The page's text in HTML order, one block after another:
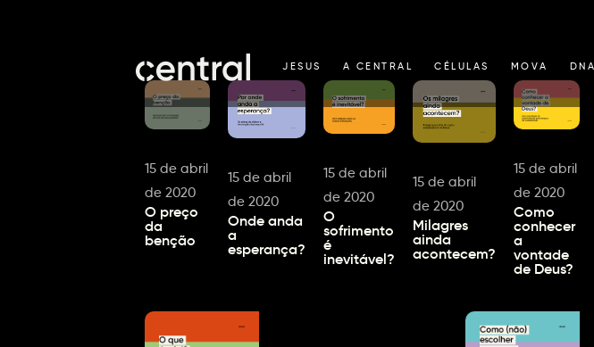
JESUS A CENTRAL CÉLULAS MOVA DNA
15 de abril
de 2020
O preço
da
benção
15 de abril
de 2020
Onde anda
a
esperança?
15 de abril
de 2020
O
sofrimento
é
inevitável?
15 de abril
de 2020
Milagres
ainda
acontecem?
15 de abril
de 2020
Como
conhecer
a
vontade
de Deus?